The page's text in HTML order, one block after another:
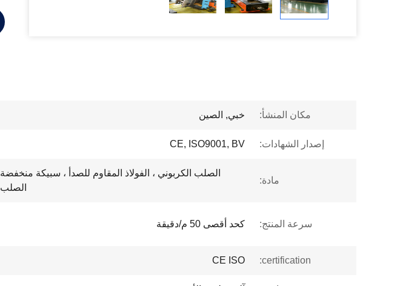
مكان المنشأ: خبي, الصين
إصدار الشهادات: CE, ISO9001, BV
مادة:
الصلب الكربوني ، الفولاذ المقاوم للصدأ ، سبيكة منخفضة
الصلب
سرعة المنتج: كحد أقصى 50 م/دقيقة
certification:
CE ISO